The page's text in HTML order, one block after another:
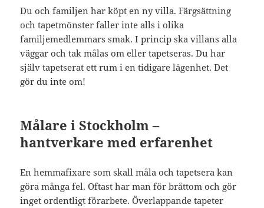
Du och familjen har köpt en ny villa. Färgsättning
och tapetmönster faller inte alls i olika
familjemedlemmars smak. I princip ska villans alla
väggar och tak målas om eller tapetseras. Du har
själv tapetserat ett rum i en tidigare lägenhet. Det
gör du inte om!
Målare i Stockholm –
hantverkare med erfarenhet
En hemmafixare som skall måla och tapetsera kan
göra många fel. Oftast har man för bråttom och gör
inget ordentligt förarbete. Överlappande tapeter